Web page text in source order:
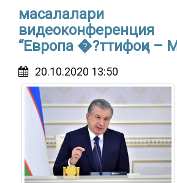
масалалари
видеоконференция
“Европа �?ттифоқи –
20.10.2020 13:50